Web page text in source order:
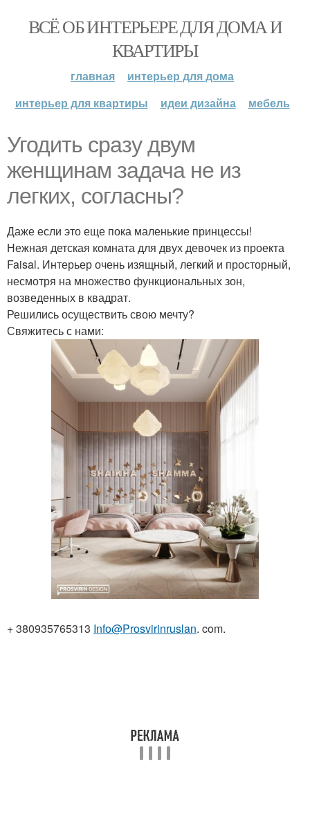
ВСЁ ОБ ИНТЕРЬЕРЕ ДЛЯ ДОМА И
КВАРТИРЫ
главная
интерьер для дома
интерьер для квартиры
идеи дизайна мебель
Угодить сразу двум
женщинам задача не из
легких, согласны?
Даже если это еще пока маленькие принцессы!
Нежная детская комната для двух девочек из проекта
Faisal. Интерьер очень изящный, легкий и просторный,
несмотря на множество функциональных зон,
возведенных в квадрат.
Решились осуществить свою мечту?
Свяжитесь с нами:
+ 380935765313 Info@Prosvirinruslan. com.